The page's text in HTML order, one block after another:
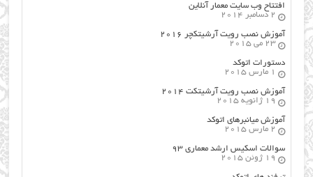
افتتاح وب سایت معمار آنلاین
2 دسامبر 2014
آموزش نصب رویت آرشیتکچر ۲۰۱۶
23 می 2015
دستورات اتوکد
1 مارس 2015
آموزش نصب رویت آرشیتکت ۲۰۱۴
19 ژانویه 2015
آموزش میانبرهای اتوکد
2 مارس 2015
سوالات اسکیس ارشد معماری ۹۳
19 ژوئن 2015